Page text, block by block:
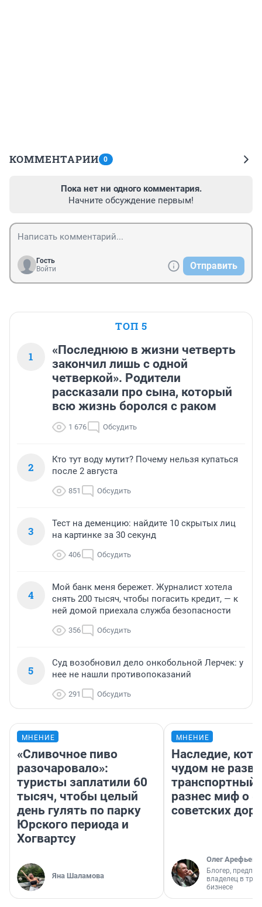
КОММЕНТАРИИ 0
Пока нет ни одного комментария.
Начните обсуждение первым!
Гость
Войти
Отправить
ТОП 5
1
«Последнюю в жизни четверть
закончил лишь с одной
четверкой». Родители
рассказали про сына, который
всю жизнь боролся с раком
1 676 Обсудить
2
Кто тут воду мутит? Почему нельзя купаться
после 2 августа
851 Обсудить
3
Тест на деменцию: найдите 10 скрытых лиц
на картинке за 30 секунд
406 Обсудить
4
Мой банк меня бережет. Журналист хотела
снять 200 тысяч, чтобы погасить кредит, — к
ней домой приехала служба безопасности
356 Обсудить
5
Суд возобновил дело онкобольной Лерчек: у
нее не нашли противопоказаний
291 Обсудить
МНЕНИЕ
«Сливочное пиво
разочаровало»:
туристы заплатили 60
тысяч, чтобы целый
день гулять по парку
Юрского периода и
Хогвартсу
Яна Шаламова
МНЕНИЕ
Наследие,
чудом не
транспортный
разнес миф о
советских
Олег Арефьев
Блогер,
владелец в
бизнесе